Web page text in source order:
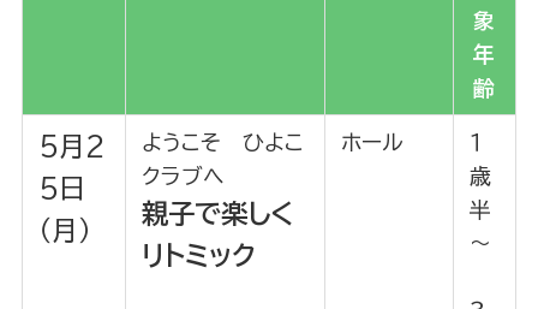
象
年
齢
5月2
5日
（月）
ようこそ ひよこ
クラブへ
親子で楽しく
リトミック
ホール
１
歳
半
～